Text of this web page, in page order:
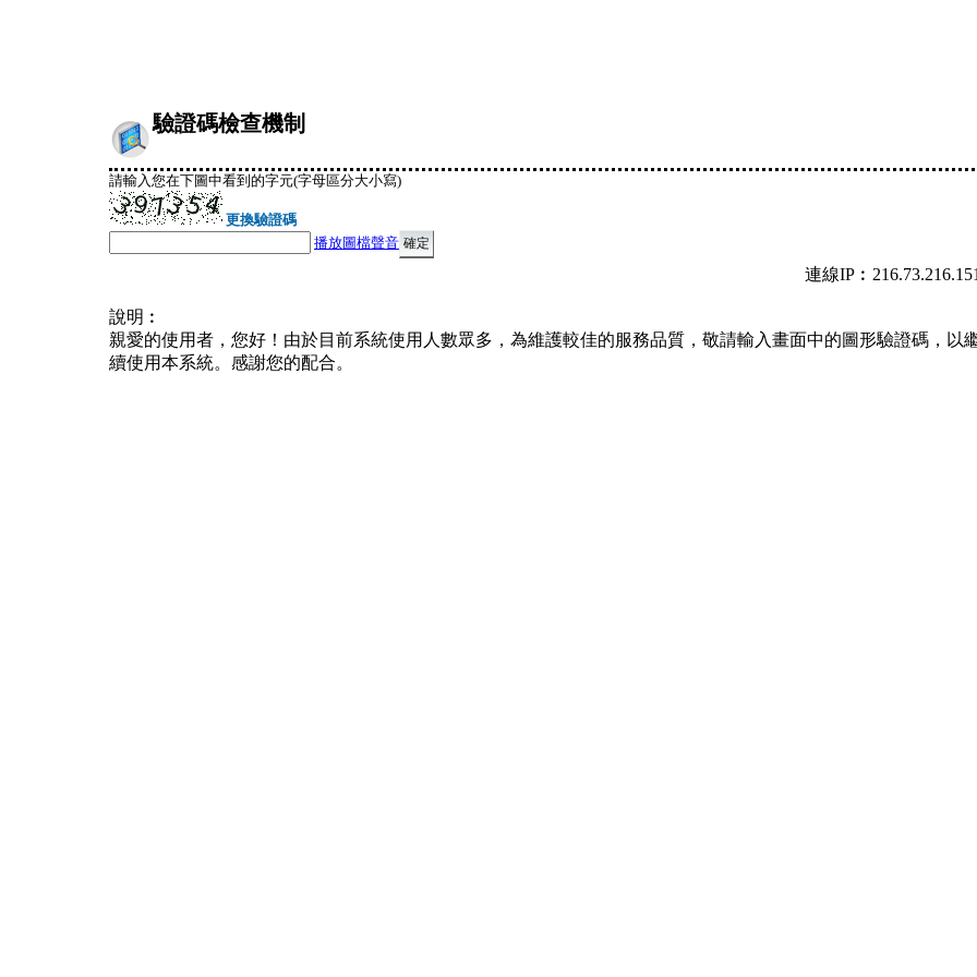
驗證碼檢查機制
請輸入您在下圖中看到的字元(字母區分大小寫)
更換驗證碼
播放圖檔聲音
連線
說明︰
親愛的使用者，您好！由於目前系統使用人數眾多，為維護較佳的服務品質，敬請輸入畫面中的圖形驗證碼，以
續使用本系統。感謝您的配合。